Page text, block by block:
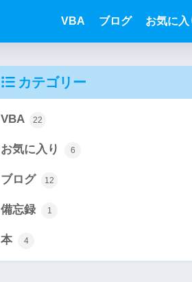
VBA ブログ お気に入
カテゴリー
VBA 22
お気に入り 6
ブログ 12
備忘録 1
本 4